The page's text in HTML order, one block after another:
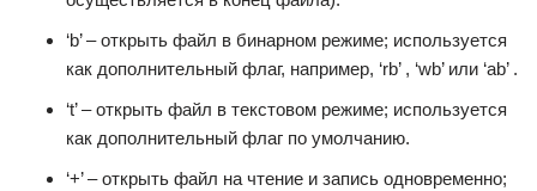
‘b’ – открыть файл в бинарном режиме; используется
как дополнительный флаг, например, ‘rb’ , ‘wb’ или ‘ab’ .
‘t’ – открыть файл в текстовом режиме; используется
как дополнительный флаг по умолчанию.
‘+’ – открыть файл на чтение и запись одновременно;